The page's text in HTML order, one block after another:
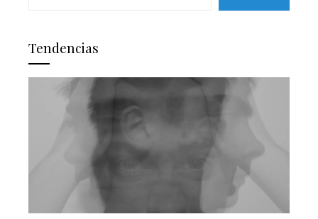
Tendencias